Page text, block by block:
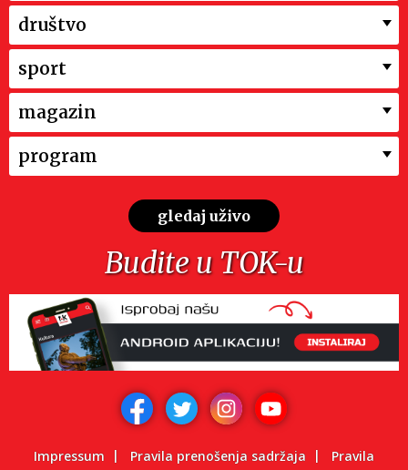
društvo
sport
magazin
program
gledaj uživo
Budite u TOK-u
Impressum Pravila prenošenja sadržaja
Pravila